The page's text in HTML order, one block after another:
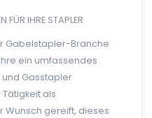
FÜR IHRE STAPLER
Gabelstapler-Branche
ein umfassendes
Gasstapler
als
Wunsch gereift, dieses